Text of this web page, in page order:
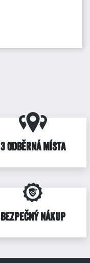
3 ODBĚRNÁ MÍSTA
BEZPEČNÝ NÁKUP